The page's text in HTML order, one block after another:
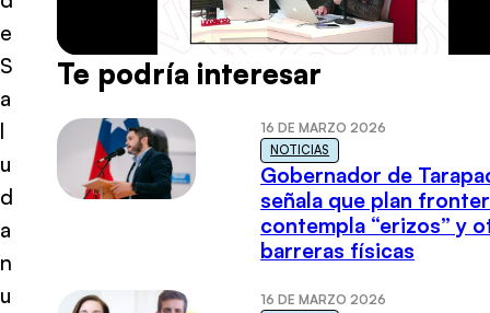
e
S
a
l
u
d
a
n
u
Te podría interesar
16 DE MARZO 2026
NOTICIAS
Gobernador de
señala que plan
contempla “erizos” y
barreras físicas
16 DE MARZO 2026